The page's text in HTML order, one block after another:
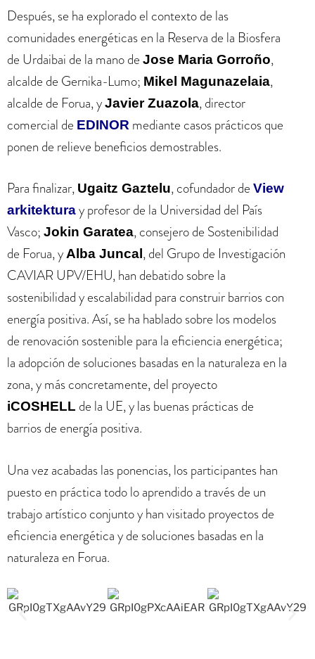
Después, se ha explorado el contexto de las
comunidades energéticas en la Reserva de la Biosfera
de Urdaibai de la mano de Jose Maria Gorroño,
alcalde de Gernika-Lumo; Mikel Magunazelaia,
alcalde de Forua, yJavier Zuazola, director
comercial de EDINOR mediante casos prácticos que
ponen de relieve beneficios demostrables.
Para finalizar, Ugaitz Gaztelu, cofundador de View
arkitekturay profesor de la Universidad del País
Vasco; Jokin Garatea, consejero de Sostenibilidad
de Forua, y Alba Juncal , del Grupo de Investigación
CAVIAR UPV/EHU, han debatido sobre la
sostenibilidad y escalabilidad para construir barrios con
energía positiva. Así, se ha hablado sobre los modelos
de renovación sostenible para la eficiencia energética;
la adopción de soluciones basadas en la naturaleza en la
zona, y más concretamente, del proyecto
iCOSHELL de la UE, y las buenas prácticas de
barrios de energía positiva.
Una vez acabadas las ponencias, los participantes han
puesto en práctica todo lo aprendido a través de un
trabajo artístico conjunto y han visitado proyectos de
eficiencia energética y de soluciones basadas en la
naturaleza en Forua.